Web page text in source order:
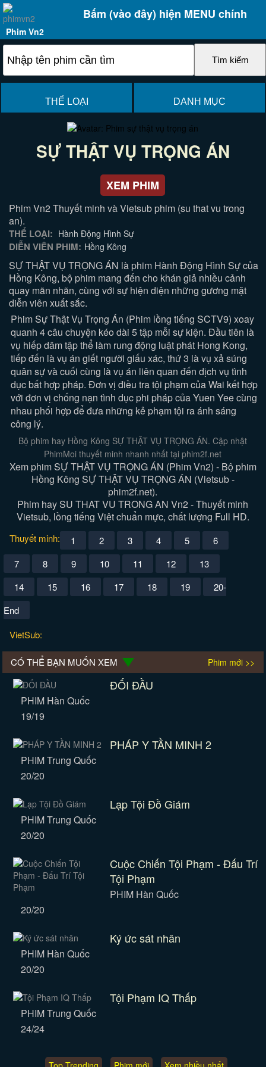
Bấm (vào đây) hiện MENU chính
Phim Vn2
THỂ LOẠI DANH MỤC
SỰ THẬT VỤ TRỌNG ÁN
XEM PHIM
Phim Vn2 Thuyết minh và Vietsub phim (su that vu trong
an).
THỂ LOẠI: Hành Động Hình Sự
DIỄN VIÊN PHIM: Hồng Kông
SỰ THẬT VỤ TRỌNG ÁN là phim Hành Động Hình Sự của
Hồng Kông, bộ phim mang đến cho khán giả nhiều cảnh
quay mãn nhãn, cùng với sự hiện diện những gương mặt
diễn viên xuất sắc.
Phim Sự Thật Vụ Trọng Án (Phim lồng tiếng SCTV9) xoay
quanh 4 câu chuyện kéo dài 5 tập mỗi sự kiện. Đầu tiên là
vụ hiếp dâm tập thể làm rung động luật phát Hong Kong,
tiếp đến là vụ án giết người giấu xác, thứ 3 là vụ xả súng
quân sự và cuối cùng là vụ án liên quan đến dịch vụ tình
dục bất hợp pháp. Đơn vị điều tra tội phạm của Wai kết hợp
với đơn vị chống nạn tình dục phi pháp của Yuen Yee cùng
nhau phối hợp để đưa những kẻ phạm tội ra ánh sáng
công lý.
Bộ phim hay Hồng Kông SỰ THẬT VỤ TRỌNG ÁN. Cập nhật
PhimMoi thuyết minh nhanh nhất tại phim2f.net
Xem phim SỰ THẬT VỤ TRỌNG ÁN (Phim Vn2) - Bộ phim
Hồng Kông SỰ THẬT VỤ TRỌNG ÁN (Vietsub -
phim2f.net).
Phim hay SU THAT VU TRONG AN Vn2 - Thuyết minh
Vietsub, lồng tiếng Việt chuẩn mực, chất lượng Full HD.
Thuyết minh: 1 2 3 4 5
6
7
8 9 10 11 12
13
14
15 16 17 18 19
20-
End
VietSub:
CÓ THỂ BẠN MUỐN XEM Phim mới >>
ĐỐI ĐẦU
PHIM Hàn Quốc
19/19
PHÁP Y TẦN MINH 2
PHIM Trung Quốc
20/20
Lạp Tội Đồ Giám
PHIM Trung Quốc
20/20
Cuộc Chiến Tội Phạm - Đấu Trí
Tội Phạm
PHIM Hàn Quốc
20/20
Ký ức sát nhân
PHIM Hàn Quốc
20/20
Tội Phạm IQ Thấp
PHIM Trung Quốc
24/24